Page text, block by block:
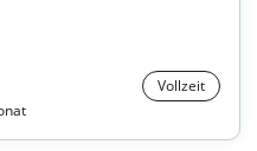
Vollzeit